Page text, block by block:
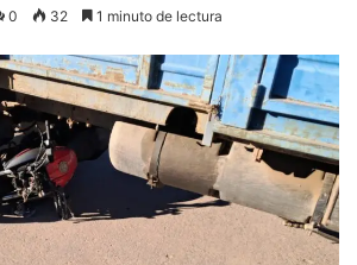
0 32 1 minuto de lectura